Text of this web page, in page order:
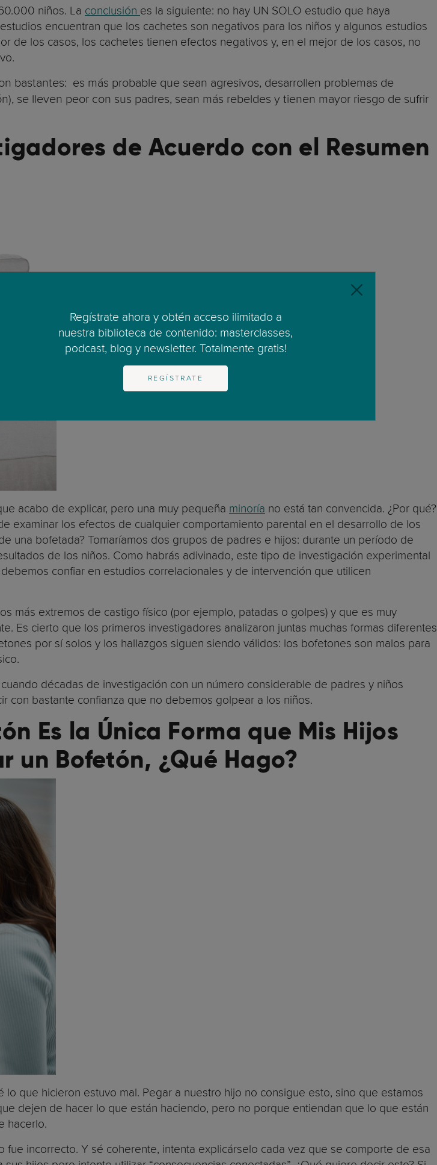
niños. La conclusión es la siguiente: no hay UN SOLO estudio que haya
encuentran que los cachetes son negativos para los niños y algunos estudios
de los casos, los cachetes tienen efectos negativos y, en el mejor de los casos, no
bastantes: es más probable que sean agresivos, desarrollen problemas de
se lleven peor con sus padres, sean más rebeldes y tienen mayor riesgo de sufrir
de Acuerdo con el Resumen
acabo de explicar, pero una muy pequeña minoría no está tan convencida. ¿Por qué?
examinar los efectos de cualquier comportamiento parental en el desarrollo de los
una bofetada? Tomaríamos dos grupos de padres e hijos: durante un período de
de los niños. Como habrás adivinado, este tipo de investigación experimental
confiar en estudios correlacionales y de intervención que utilicen
más extremos de castigo físico (por ejemplo, patadas o golpes) y que es muy
Es cierto que los primeros investigadores analizaron juntas muchas formas diferentes
por sí solos y los hallazgos siguen siendo válidos: los bofetones son malos para
décadas de investigación con un número considerable de padres y niños
con bastante confianza que no debemos golpear a los niños.
Es la Única Forma que Mis Hijos
un Bofetón, ¿Qué Hago?
que hicieron estuvo mal. Pegar a nuestro hijo no consigue esto, sino que estamos
dejen de hacer lo que están haciendo, pero no porque entiendan que lo que están
hacerlo.
incorrecto. Y sé coherente, intenta explicárselo cada vez que se comporte de esa
Regístrate ahora y obtén acceso ilimitado a
nuestra biblioteca de contenido: masterclasses,
podcast, blog y newsletter. Totalmente gratis!
REGÍSTRATE